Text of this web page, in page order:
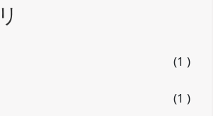
(1 )
(1 )